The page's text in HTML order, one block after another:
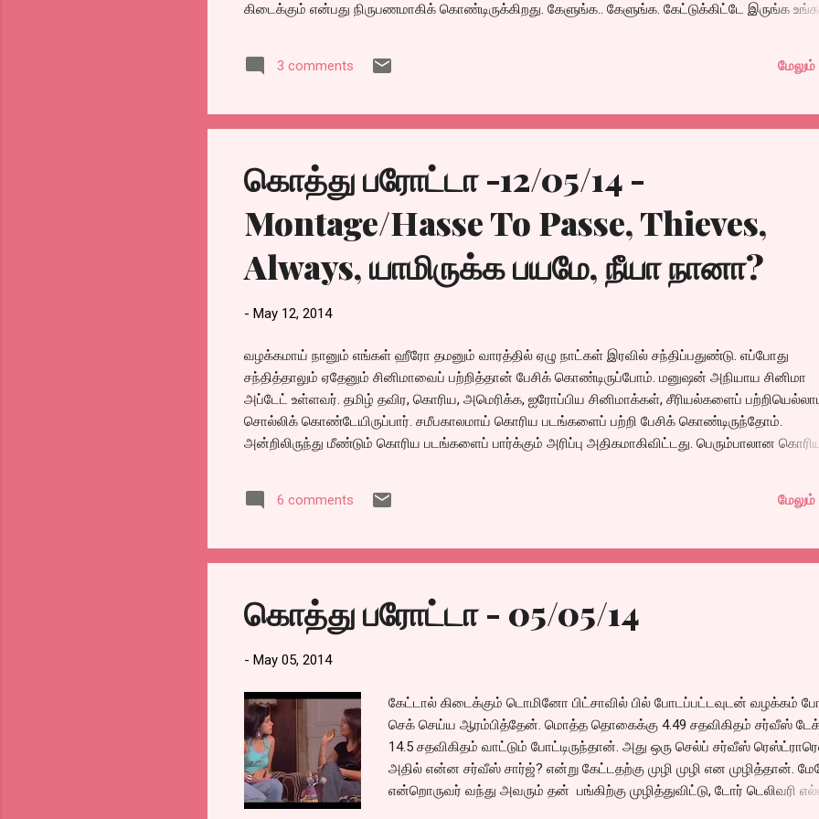
கிடைக்கும் என்பது நிருபணமாகிக் கொண்டிருக்கிறது. கேளுங்க.. கேளுங்க. கேட்டுக்கிட்டே இருங்க உங்க
wheeler parking! Approach the counter at the Luxe lobby for more details!!
@@@@@@@@@@@@@@@@@@@@@@@@@@@@
3 comments மேலும்
கொத்து பரோட்டா -12/05/14 -
Montage/Hasse To Passe, Thieves,
Always, யாமிருக்க பயமே, நீயா நானா?
- May 12, 2014
வழக்கமாய் நானும் எங்கள் ஹீரோ தமனும் வாரத்தில் ஏழு நாட்கள் இரவில் சந்திப்பதுண்டு. எப்போது
சந்தித்தாலும் ஏதேனும் சினிமாவைப் பற்றித்தான் பேசிக் கொண்டிருப்போம். மனுஷன் அநியாய சினிமா
அப்டேட் உள்ளவர். தமிழ் தவிர, கொரிய, அமெரிக்க, ஐரோப்பிய சினிமாக்கள், சீரியல்களைப்
சொல்லிக் கொண்டேயிருப்பார். சமீபகாலமாய் கொரிய படங்களைப் பற்றி பேசிக் கொண்டிருந்தோம்.
அன்றிலிருந்து மீண்டும் கொரிய படங்களைப் பார்க்கும் அரிப்பு அதிகமாகிவிட்டது. பெரும்பாலான
நெஞ்சை நக்கிவிடுகிறார்கள். அப்படி இந்த வாரம் பார்த்த படங்களைப் பற்றிய ஒர் தொகுப்பாய் இந்த
பரோட்டா @@@@@@@@@@@@@@@@@@
6 comments மேலும்
கொத்து பரோட்டா - 05/05/14
- May 05, 2014
கேட்டால் கிடைக்கும் டொமினோ பிட்சாவில் பில் போடப்பட்டவுடன் வழக்கம்
செக் செய்ய ஆரம்பித்தேன். மொத்த தொகைக்கு 4.49 சதவிகிதம் சர்வீஸ்
14.5 சதவிகிதம் வாட்டும் போட்டிருந்தான். அது ஒரு செல்ப் சர்வீஸ்
அதில் என்ன சர்வீஸ் சார்ஜ்? என்று கேட்டதற்கு முழி முழி என முழித்தான்.
என்றொருவர் வந்து அவரும் தன் பங்கிற்கு முழித்துவிட்டு, டோர் டெலிவரி